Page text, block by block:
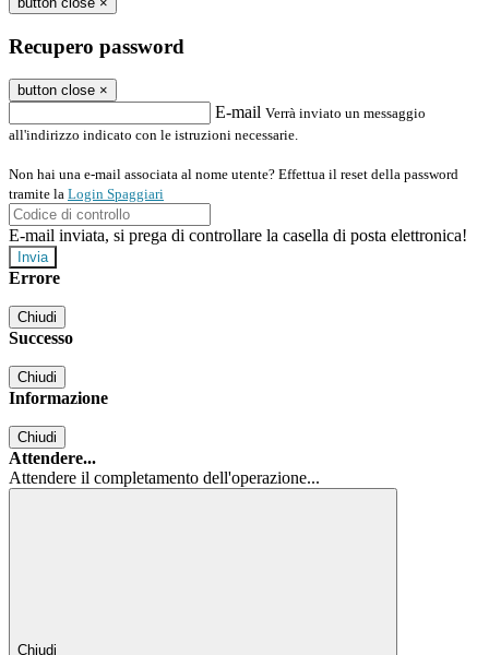
Recupero password
button close ×
E-mail Verrà inviato un messaggio
all'indirizzo indicato con le istruzioni necessarie.
Non hai una e-mail associata al nome utente? Effettua il reset della password
tramite la Login Spaggiari
E-mail inviata, si prega di controllare la casella di posta elettronica!
Errore
Chiudi
Successo
Chiudi
Informazione
Chiudi
Attendere...
Attendere il completamento dell'operazione...
Chiudi